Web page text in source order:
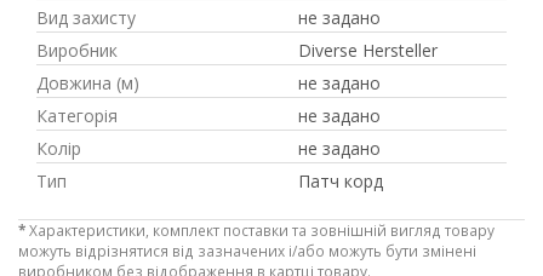
Вид захисту
не задано
Виробник
Diverse Hersteller
Довжина (м)
не задано
Категорія
не задано
Колір
не задано
Тип
Патч корд
*Характеристики, комплект поставки та зовнішній вигляд товару
можуть відрізнятися від зазначених і/або можуть бути змінені
виробником без відображення в картці товару.